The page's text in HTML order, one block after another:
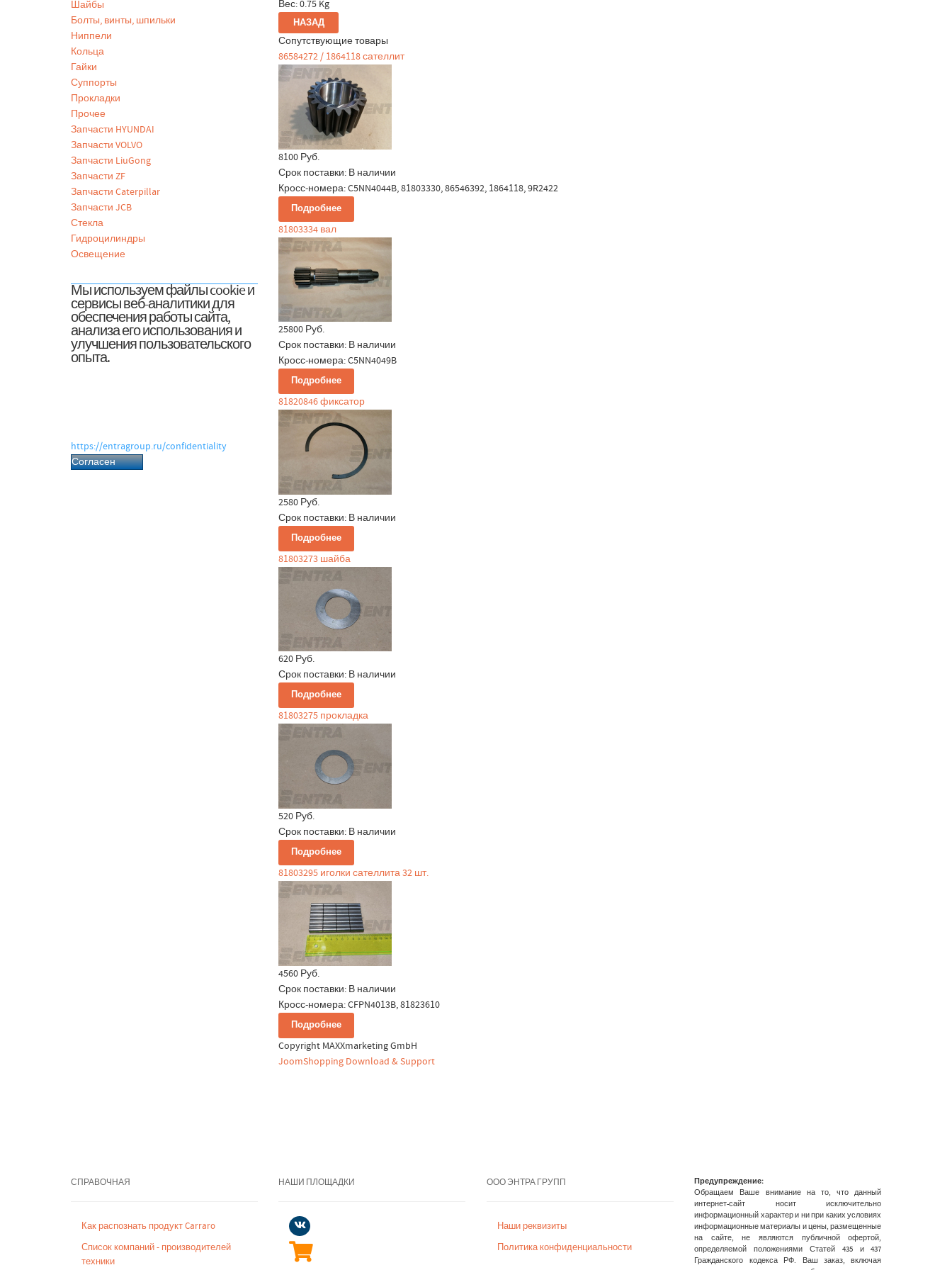
Шайбы
Болты, винты, шпильки
Ниппели
Кольца
Гайки
Суппорты
Прокладки
Прочее
Запчасти HYUNDAI
Запчасти VOLVO
Запчасти LiuGong
Запчасти ZF
Запчасти Caterpillar
Запчасти JCB
Стекла
Гидроцилиндры
Освещение
Мы используем файлы cookie и
сервисы веб-аналитики для
обеспечения работы сайта,
анализа его использования и
улучшения пользовательского
опыта.
https://entragroup.ru/confidentiality
Согласен
Вес:0.75 Kg
Сопутствующие товары
86584272 / 1864118 сателлит
8100 Руб.
Срок поставки: В наличии
Кросс-номера: C5NN4044B, 81803330, 86546392, 1864118, 9R2422
Подробнее
81803334 вал
25800 Руб.
Срок поставки: В наличии
Кросс-номера: C5NN4049B
Подробнее
81820846 фиксатор
2580 Руб.
Срок поставки: В наличии
Подробнее
81803273 шайба
620 Руб.
Срок поставки: В наличии
Подробнее
81803275 прокладка
520 Руб.
Срок поставки: В наличии
Подробнее
81803295 иголки сателлита 32 шт.
4560 Руб.
Срок поставки: В наличии
Кросс-номера: CFPN4013B, 81823610
Подробнее
Copyright MAXXmarketing GmbH
JoomShopping Download & Support
СПРАВОЧНАЯ
Как распознать продукт Carraro
Список компаний - производителей
техники
НАШИ ПЛОЩАДКИ ООО ЭНТРА ГРУПП
Наши реквизиты
Политика конфиденциальности
Предупреждение:
Обращаем Ваше внимание на то, что данный
интернет-сайт носит исключительно
информационный характер и ни при каких условиях
информационные материалы и цены, размещенные
на сайте, не являются публичной офертой,
определяемой положениями Статей 435 и 437
Гражданского кодекса РФ. Ваш заказ, включая